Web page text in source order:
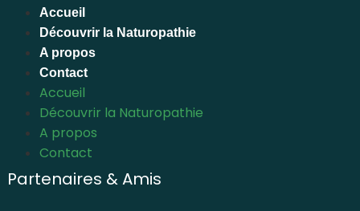
Accueil
Découvrir la Naturopathie
A propos
Contact
Accueil
Découvrir la Naturopathie
A propos
Contact
Partenaires & Amis